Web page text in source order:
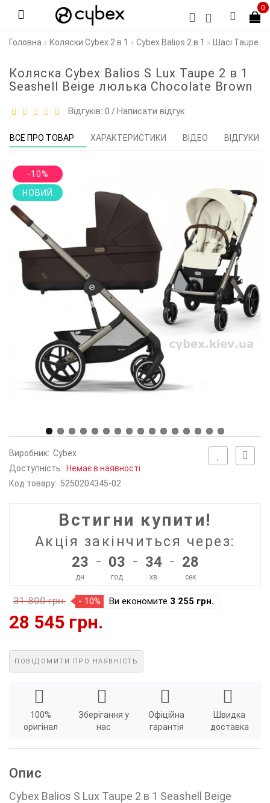
0
Головна Коляски Cybex 2 в 1 Cybex Balios 2 в 1 Шасі Taupe
Коляска Cybex Balios S Lux Taupe 2 в 1
Seashell Beige люлька Chocolate Brown
Відгуків: 0 /Написати відгук
ВСЕ ПРО ТОВАР ХАРАКТЕРИСТИКИ ВІДЕО ВІДГУКИ
-10%
НОВИЙ
Виробник: Cybex
Доступність: Немає в наявності
Код товару: 5250204345-02
Встигни купити!
Акція закінчиться через:
23
дн
– 03
год
– 34
хв
– 28
сек
31 800 грн. - 10% Ви економите 3 255 грн.
28 545 грн.
ПОВІДОМИТИ ПРО НАЯВНІСТЬ
100%
оригінал
Зберігання у
нас
Офіційна
гарантія
Швидка
доставка
Опис
Cybex Balios S Lux Taupe 2 в 1 Seashell Beige